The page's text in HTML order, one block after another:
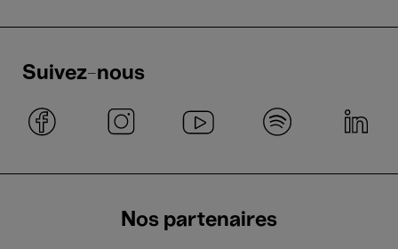
Suivez-nous
Nos partenaires